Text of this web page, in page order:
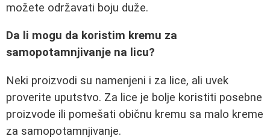
možete održavati boju duže.
Da li mogu da koristim kremu za
samopotamnjivanje na licu?
Neki proizvodi su namenjeni i za lice, ali uvek
proverite uputstvo. Za lice je bolje koristiti posebne
proizvode ili pomešati običnu kremu sa malo kreme
za samopotamnjivanje.